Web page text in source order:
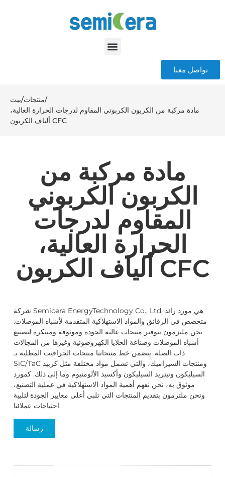
تواصل معنا
بيت/منتجات/
مادة مركبة من الكربون الكربوني المقاوم لدرجات الحرارة العالية،
ألياف الكربون CFC
مادة مركبة من
الكربون الكربوني
المقاوم لدرجات
الحرارة العالية،
ألياف الكربون CFC
شركة Semicera EnergyTechnology Co., Ltd. هي مورد رائد
متخصص في الرقائق والمواد الاستهلاكية المتقدمة لأشباه الموصلات.
نحن ملتزمون بتوفير منتجات عالية الجودة وموثوقة ومبتكرة لتصنيع
أشباه الموصلات وصناعة الخلايا الكهروضوئية وغيرها من المجالات
ذات الصلة. يتضمن خط منتجاتنا منتجات الجرافيت المطلية بـ
SiC/TaC ومنتجات السيراميك، والتي تشمل مواد مختلفة مثل كربيد
السيليكون ونيتريد السيليكون وأكسيد الألومنيوم وما إلى ذلك. كمورد
موثوق به، نحن نفهم أهمية المواد الاستهلاكية في عملية التصنيع،
ونحن ملتزمون بتقديم المنتجات التي تلبي أعلى معايير الجودة لتلبية
احتياجات عملائنا.
رسالة